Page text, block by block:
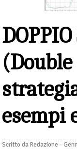
DOPPIO
esempi
Scritto daRedazione -